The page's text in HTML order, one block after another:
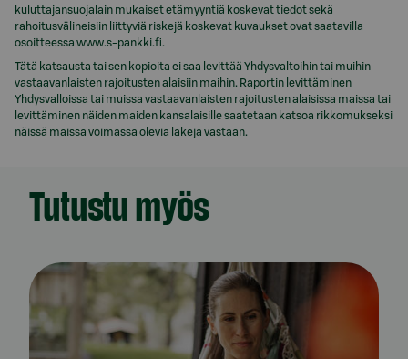
kuluttajansuojalain mukaiset etämyyntiä koskevat tiedot sekä
rahoitusvälineisiin liittyviä riskejä koskevat kuvaukset ovat saatavilla
osoitteessa www.s-pankki.fi.
Tätä katsausta tai sen kopioita ei saa levittää Yhdysvaltoihin tai muihin
vastaavanlaisten rajoitusten alaisiin maihin. Raportin levittäminen
Yhdysvalloissa tai muissa vastaavanlaisten rajoitusten alaisissa maissa tai
levittäminen näiden maiden kansalaisille saatetaan katsoa rikkomukseksi
näissä maissa voimassa olevia lakeja vastaan.
Tutustu myös